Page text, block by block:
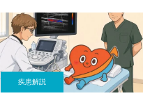
疾患解説